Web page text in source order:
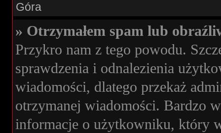
Góra
» Otrzymałem spam lub
Przykro nam z tego powodu.
sprawdzenia i odnalezienia
wiadomości, dlatego przekaż
otrzymanej wiadomości. Bardzo
informacje o użytkowniku, który